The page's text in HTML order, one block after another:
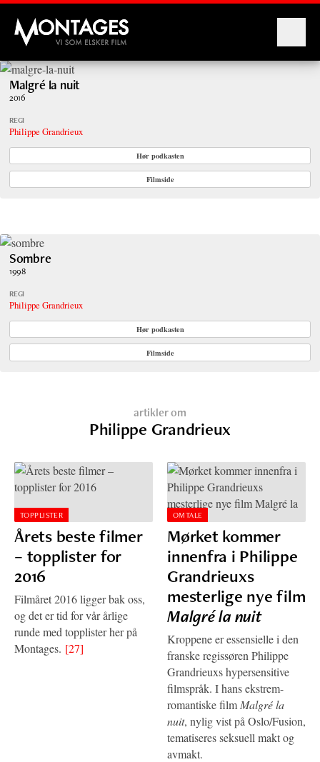
Montages
Malgré la nuit
2016
REGI
Philippe Grandrieux
Hør podkasten
Filmside
Sombre
1998
REGI
Philippe Grandrieux
Hør podkasten
Filmside
artikler om
Philippe Grandrieux
TOPPLISTER
Årets beste filmer
– topplister for
2016
Filmåret 2016 ligger bak oss,
og det er tid for vår årlige
runde med topplister her på
Montages. [27]
OMTALE
Mørket kommer
innenfra i Philippe
Grandrieuxs
mesterlige nye film
Malgré la nuit
Kroppene er essensielle i den
franske regissøren Philippe
Grandrieuxs hypersensitive
filmspråk. I hans ekstrem-
romantiske film Malgré la
nuit, nylig vist på Oslo/Fusion,
tematiseres seksuell makt og
avmakt.